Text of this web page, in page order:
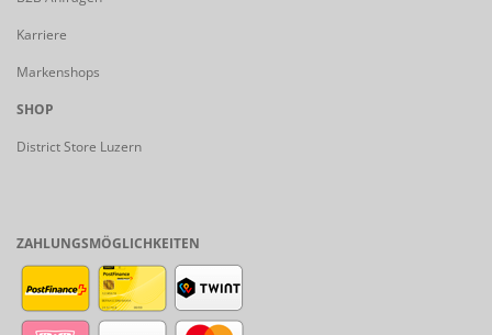
Karriere
Markenshops
SHOP
District Store Luzern
ZAHLUNGSMÖGLICHKEITEN